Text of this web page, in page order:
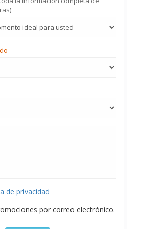
de privacidad
por correo electrónico.